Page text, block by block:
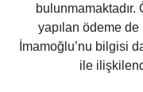
yapılan ödeme
İmamoğlu’nu bilgisi
ile